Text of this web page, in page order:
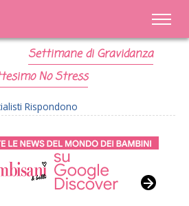
Settimane di Gravidanza
No Stress
Rispondono